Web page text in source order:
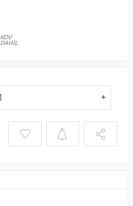
KDV
DAHİL